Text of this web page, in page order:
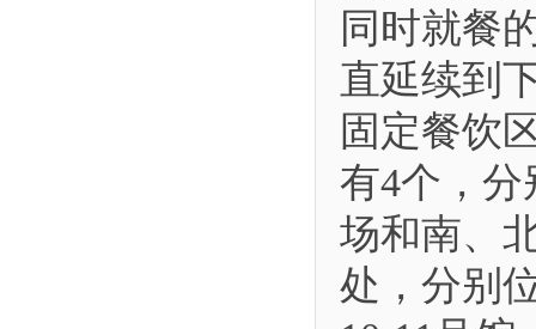
同时就餐
直延续到
固定餐饮
有4个，
场和南、
处，分别